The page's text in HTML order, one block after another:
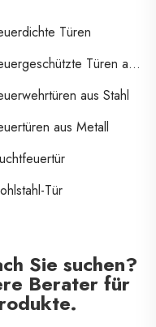
Türen
Türen aus
aus Stahl
aus Metall
Tür
Sie suchen?
Berater für